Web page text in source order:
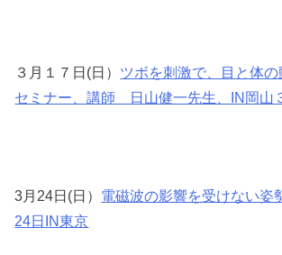
３月１７日(日） ツボを刺激で、目と体
セミナー、講師 日山健一先生、IN岡山
3月24日(日） 電磁波の影響を受けない姿
24日IN東京